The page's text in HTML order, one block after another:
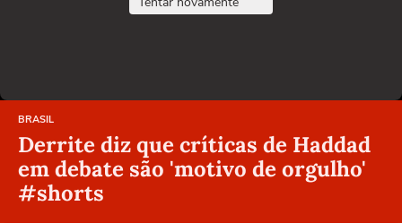
BRASIL
Derrite diz que críticas de Haddad
em debate são 'motivo de orgulho'
#shorts